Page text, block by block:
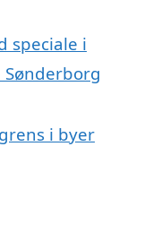
speciale i
i byer